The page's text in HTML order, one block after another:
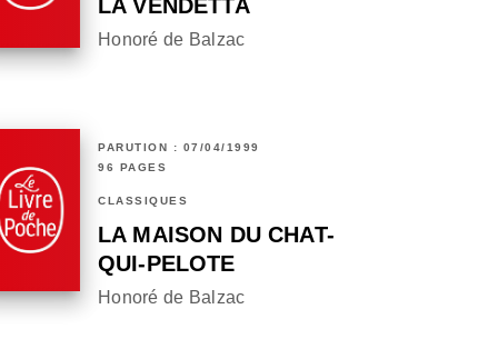
LA VENDETTA
Honoré de Balzac
PARUTION : 07/04/1999
96 PAGES
CLASSIQUES
LA MAISON DU CHAT-
QUI-PELOTE
Honoré de Balzac